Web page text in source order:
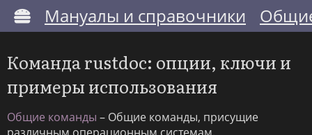
Мануалы и справочники
Команда rustdoc: опции, ключи и
примеры использования
Общие команды – Общие команды, присущие